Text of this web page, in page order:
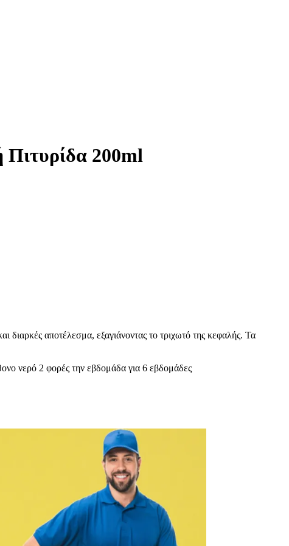
200ml
διαρκές αποτέλεσμα, εξαγιάνοντας το τριχωτό της κεφαλής. Τα
νερό 2 φορές την εβδομάδα για 6 εβδομάδες